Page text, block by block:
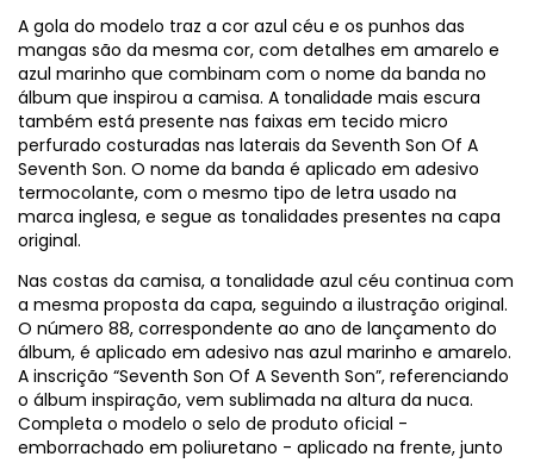
A gola do modelo traz a cor azul céu e os punhos das
mangas são da mesma cor, com detalhes em amarelo e
azul marinho que combinam com o nome da banda no
álbum que inspirou a camisa. A tonalidade mais escura
também está presente nas faixas em tecido micro
perfurado costuradas nas laterais da Seventh Son Of A
Seventh Son. O nome da banda é aplicado em adesivo
termocolante, com o mesmo tipo de letra usado na
marca inglesa, e segue as tonalidades presentes na capa
original.
Nas costas da camisa, a tonalidade azul céu continua com
a mesma proposta da capa, seguindo a ilustração original.
O número 88, correspondente ao ano de lançamento do
álbum, é aplicado em adesivo nas azul marinho e amarelo.
A inscrição “Seventh Son Of A Seventh Son”, referenciando
o álbum inspiração, vem sublimada na altura da nuca.
Completa o modelo o selo de produto oficial -
emborrachado em poliuretano - aplicado na frente, junto